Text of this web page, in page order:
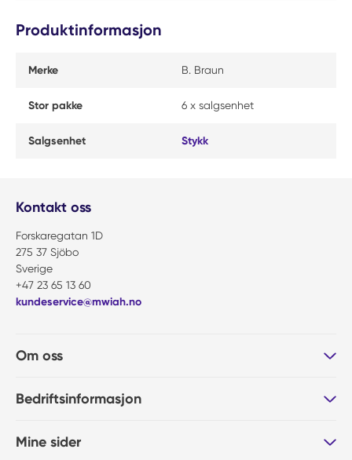
Produktinformasjon
Merke B. Braun
Stor pakke 6 x salgsenhet
Salgsenhet Stykk
Kontakt oss
Forskaregatan 1D
275 37 Sjöbo
Sverige
+47 23 65 13 60
kundeservice@mwiah.no
Om oss
Bedriftsinformasjon
Mine sider